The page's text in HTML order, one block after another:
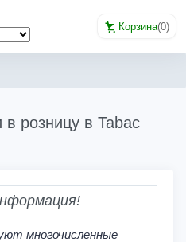
Корзина(0)
розницу в Tabac
многочисленные